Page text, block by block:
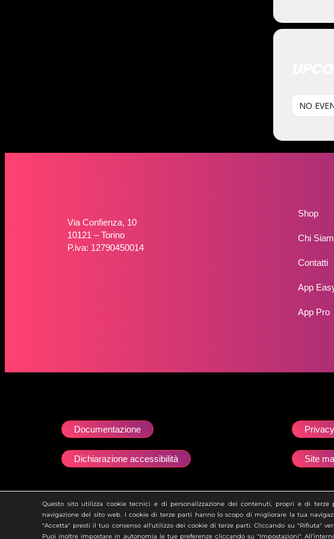
NO
Via Confienza, 10
10121 – Torino
P.iva: 12790450014
Shop
Chi
Contatti
App
App Pro
Documentazione
Dichiarazione accessibilità Site
Questo sito utilizza cookie tecnici e di personalizzazione dei contenuti, propri e di terze
navigazione del sito web. I cookie di terze parti hanno lo scopo di migliorare la tua
"Accetta" presti il tuo consenso all'utilizzo dei cookie di terze parti. Cliccando su "Rifiuta"
Puoi inoltre impostare in autonomia le tue preferenze cliccando su "Impostazioni".